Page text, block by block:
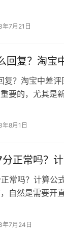
者本人。本站仅
发送邮件至
年7月21日
回复？淘宝
复？淘宝中
要的，尤其是
8月1日
正常吗？计
正常吗？计算
自然是需要开
年7月24日